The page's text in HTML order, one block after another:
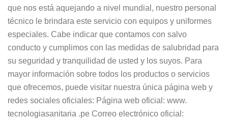
que nos está aquejando a nivel mundial, nuestro personal
técnico le brindara este servicio con equipos y uniformes
especiales. Cabe indicar que contamos con salvo
conducto y cumplimos con las medidas de salubridad para
su seguridad y tranquilidad de usted y los suyos. Para
mayor información sobre todos los productos o servicios
que ofrecemos, puede visitar nuestra única página web y
redes sociales oficiales: Página web oficial: www.
tecnologiasanitaria .pe Correo electrónico oficial: